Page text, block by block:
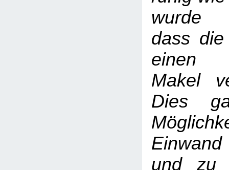
wurde
dass die
einen
Makel
Dies
und zu